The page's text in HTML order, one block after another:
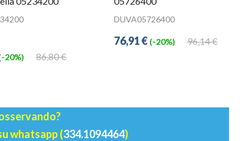
86,80 €
20%)
DUVA05726400
96,14 €
76,91 € (-20%)
whatsapp (334.1094464)